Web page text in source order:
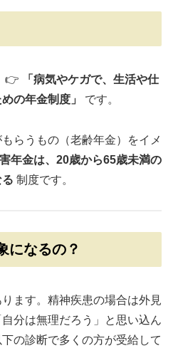
👉
「病気やケガで、生活や仕
の年金制度」
です。
らうもの（老齢年金）をイメ
年金は、20歳から65歳未満の
制度です。
になるの？
ます。精神疾患の場合は外見
分は無理だろう」と思い込ん
の診断で多くの方が受給して